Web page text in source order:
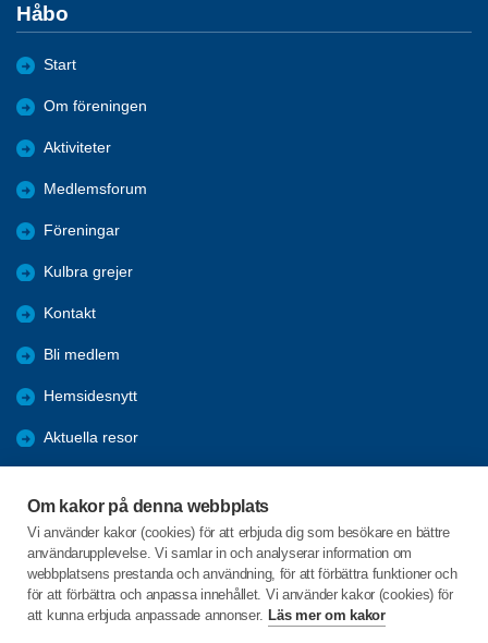
Om kakor på denna webbplats
Vi använder kakor (cookies) för att erbjuda dig som besökare en bättre
användarupplevelse. Vi samlar in och analyserar information om
webbplatsens prestanda och användning, för att förbättra funktioner och
för att förbättra och anpassa innehållet. Vi använder kakor (cookies) för
att kunna erbjuda anpassade annonser. Läs mer om kakor
Håbo
Start
Om föreningen
Aktiviteter
Medlemsforum
Föreningar
Kulbra grejer
Kontakt
Bli medlem
Hemsidesnytt
Aktuella resor
Trygghetsringning
Gårdsrådet
C/o:Skeppsgården